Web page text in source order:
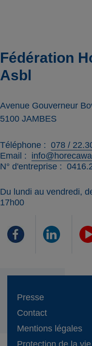
Fédération
Asbl
Avenue Gouverneur
5100 JAMBES
Téléphone
078 /
Email
N° d'entreprise
Du lundi au vendredi,
17h00
Presse
Contact
Mentions légales